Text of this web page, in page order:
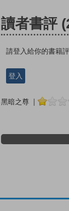
讀者書評
請登入給你的書籍
登入
黑暗之尊 |